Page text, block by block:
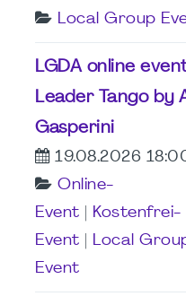
Local Group
LGDA online
Leader Tango by
Gasperini
19.08.2026
Online-
Event
Kostenfrei-
Event
Local
Event